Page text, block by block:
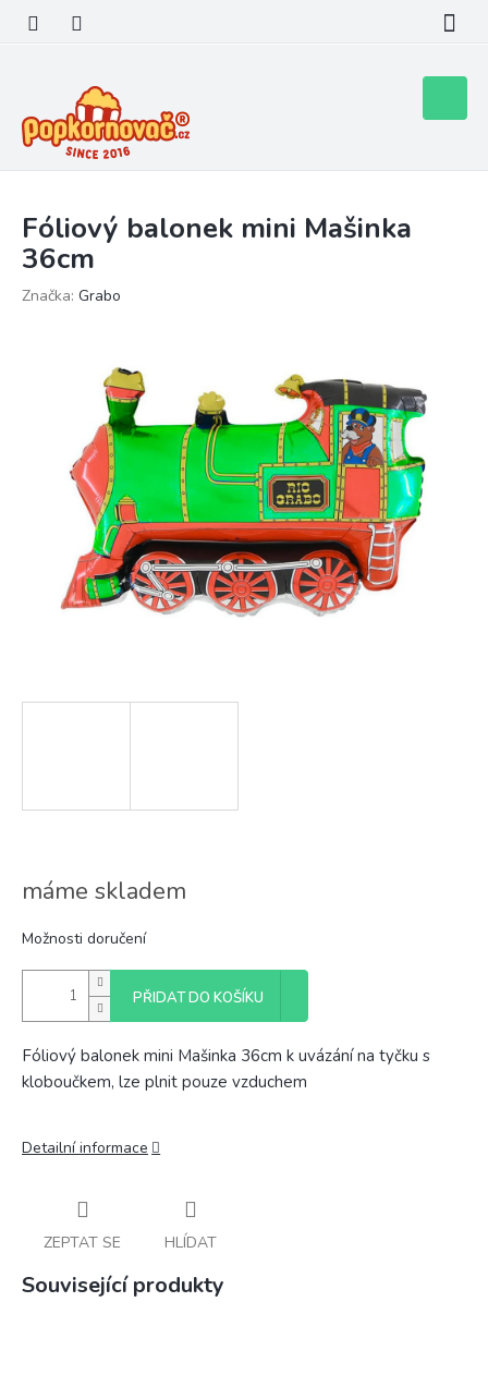
obsah
košík
Fóliový balonek mini Mašinka
36cm
Značka: Grabo
máme skladem
Možnosti doručení
PŘIDAT DO KOŠÍKU
Fóliový balonek mini Mašinka 36cm k uvázání na tyčku s
kloboučkem, lze plnit pouze vzduchem
Detailní informace
ZEPTAT SE HLÍDAT
Související produkty